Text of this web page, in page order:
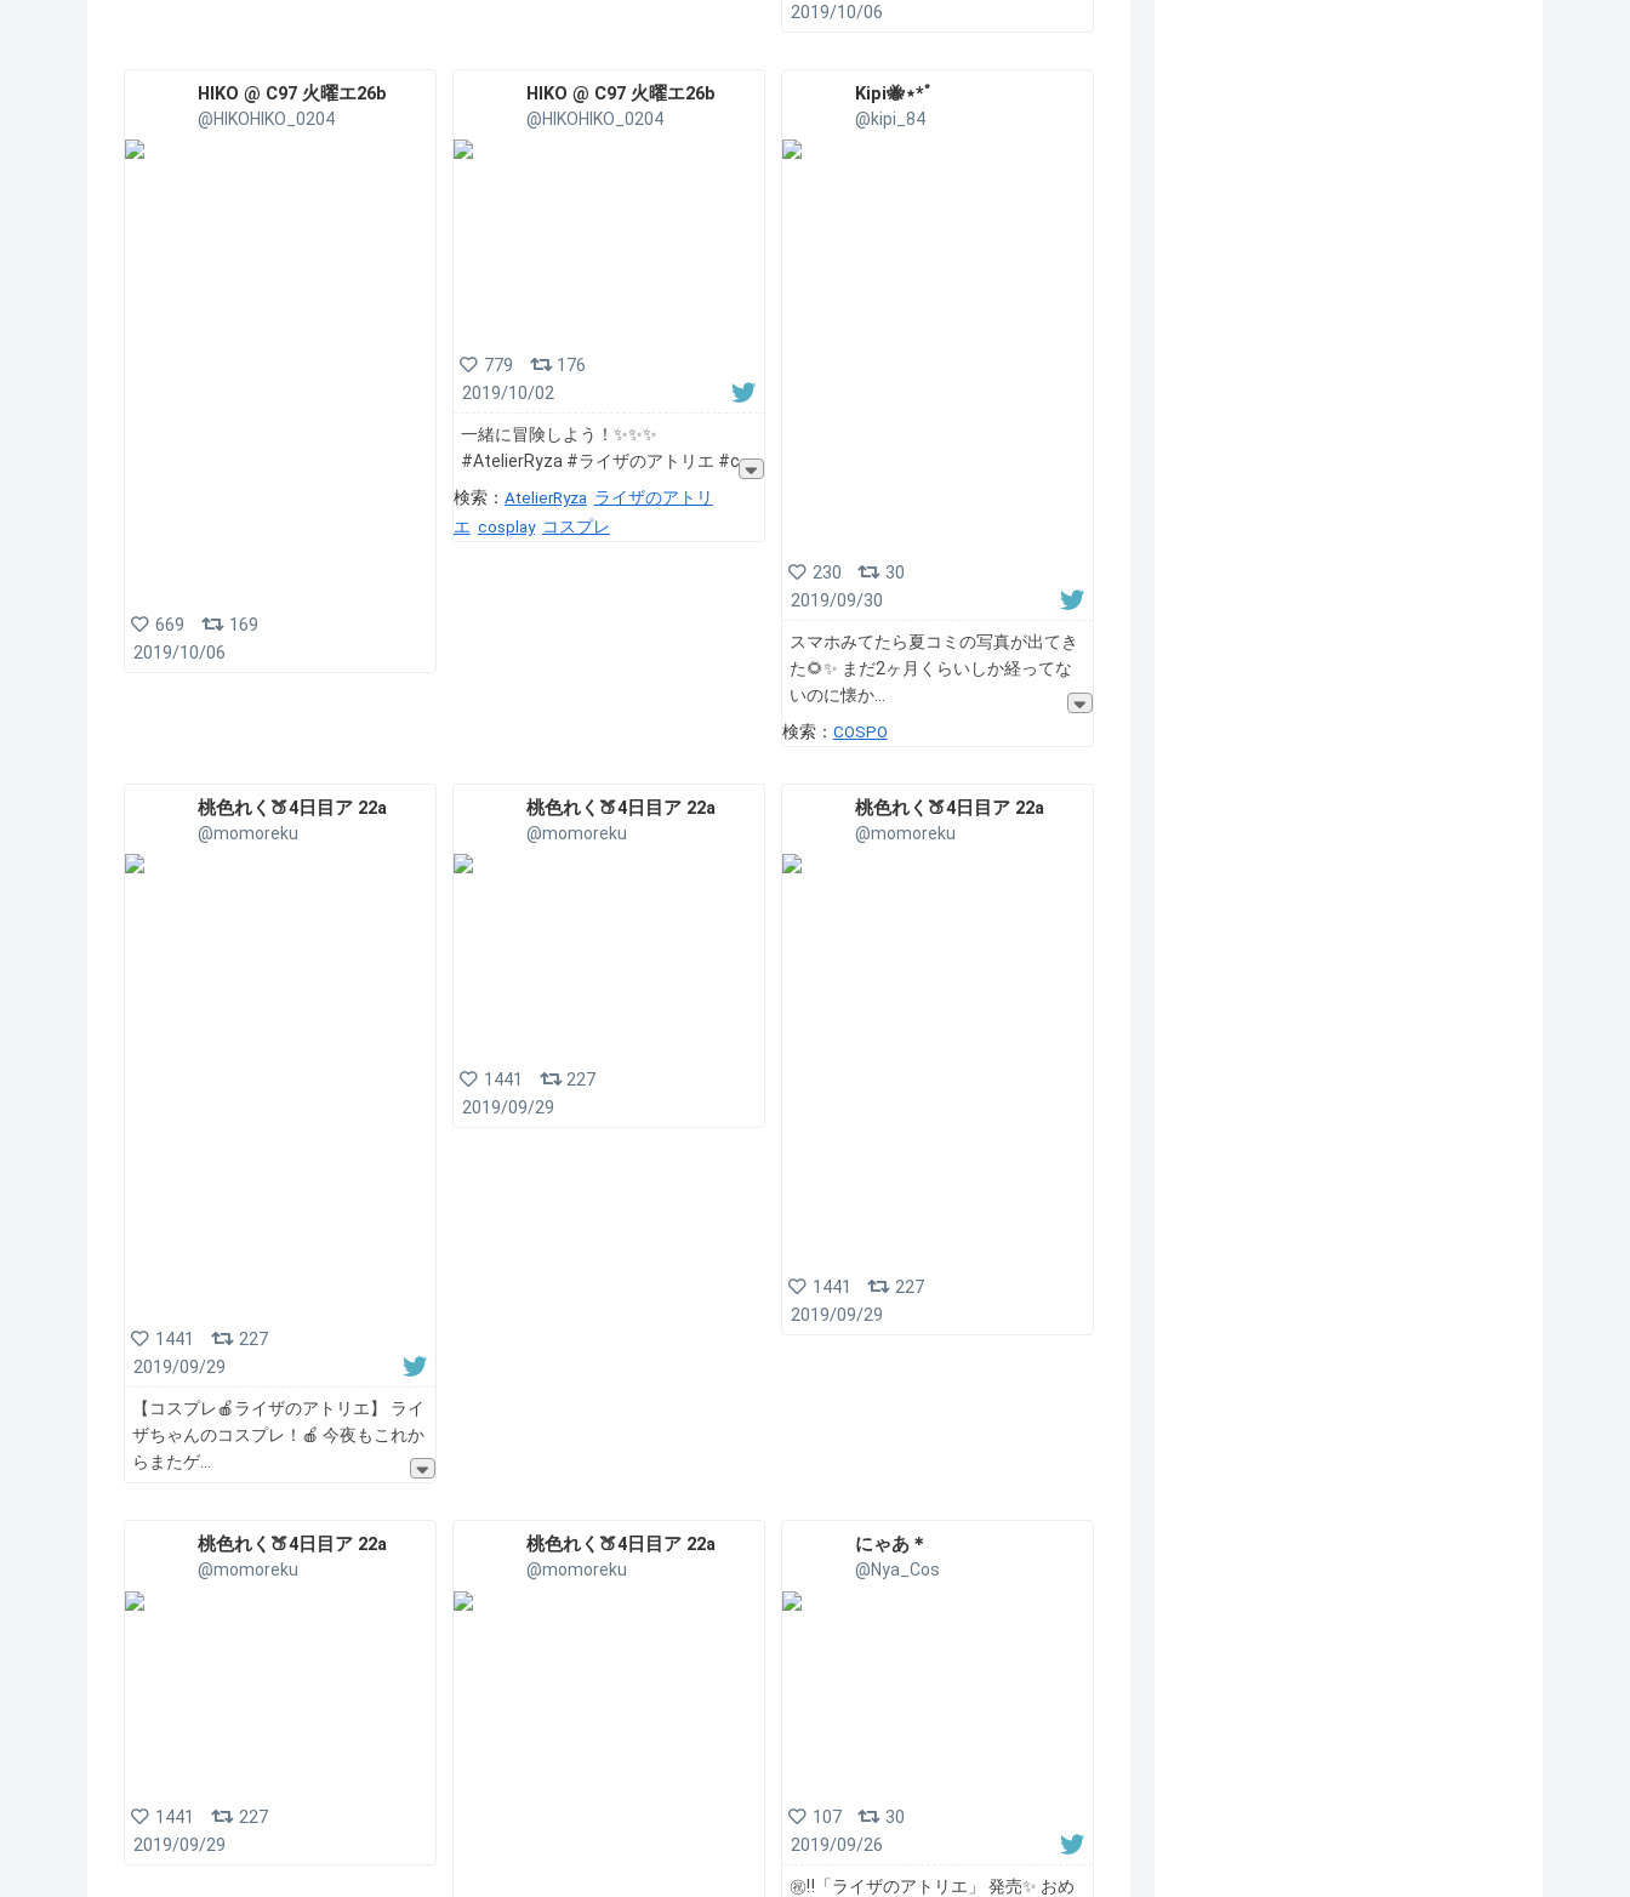
2019/10/06
HIKO @ C97 火曜エ26b
@HIKOHIKO_0204
669
169
2019/10/06
HIKO @ C97 火曜エ26b
@HIKOHIKO_0204
779
176
2019/10/02
一緒に冒険しよう！✨✨✨
#AtelierRyza #ライザのアトリエ #c
検索： AtelierRyza ライザのアトリ
エ cosplay コスプレ
Kipi🐝⋆︎*ﾟ
@kipi_84
230
30
2019/09/30
スマホみてたら夏コミの写真が出てき
た🌻✨ まだ2ヶ月くらいしか経ってな
いのに懐か
検索： COSPO
桃色れく🍑4日目ア 22a
@momoreku
1441
227
2019/09/29
【コスプレ🍎ライザのアトリエ】 ライ
ザちゃんのコスプレ！🍎 今夜もこれか
らまたゲ
桃色れく🍑4日目ア 22a
@momoreku
1441
227
2019/09/29
桃色れく🍑4日目ア 22a
@momoreku
1441
227
2019/09/29
桃色れく🍑4日目ア 22a
@momoreku
1441
227
2019/09/29
桃色れく🍑4日目ア 22a
@momoreku
にゃあ＊
@Nya_Cos
107
30
2019/09/26
㊗️‼️「ライザのアトリエ」 発売✨ おめ